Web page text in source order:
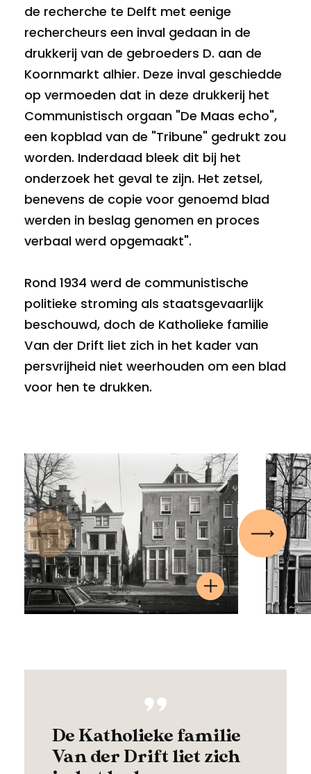
de recherche te Delft met eenige
rechercheurs een inval gedaan in de
drukkerij van de gebroeders D. aan de
Koornmarkt alhier. Deze inval geschiedde
op vermoeden dat in deze drukkerij het
Communistisch orgaan "De Maas echo",
een kopblad van de "Tribune" gedrukt zou
worden. Inderdaad bleek dit bij het
onderzoek het geval te zijn. Het zetsel,
benevens de copie voor genoemd blad
werden in beslag genomen en proces
verbaal werd opgemaakt".
Rond 1934 werd de communistische
politieke stroming als staatsgevaarlijk
beschouwd, doch de Katholieke familie
Van der Drift liet zich in het kader van
persvrijheid niet weerhouden om een blad
voor hen te drukken.
Vorige
De Katholieke familie
Van der Drift liet zich